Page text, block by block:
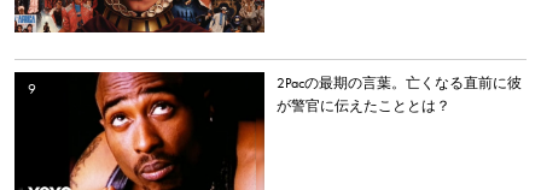
2Pacの最期の言葉。亡くなる直前に彼
が警官に伝えたこととは？